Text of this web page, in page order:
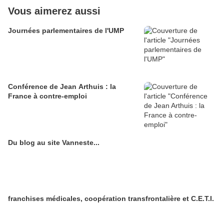
Vous aimerez aussi
Journées parlementaires de l'UMP
Conférence de Jean Arthuis : la
France à contre-emploi
Du blog au site Vanneste...
franchises médicales, coopération transfrontalière et C.E.T.I.